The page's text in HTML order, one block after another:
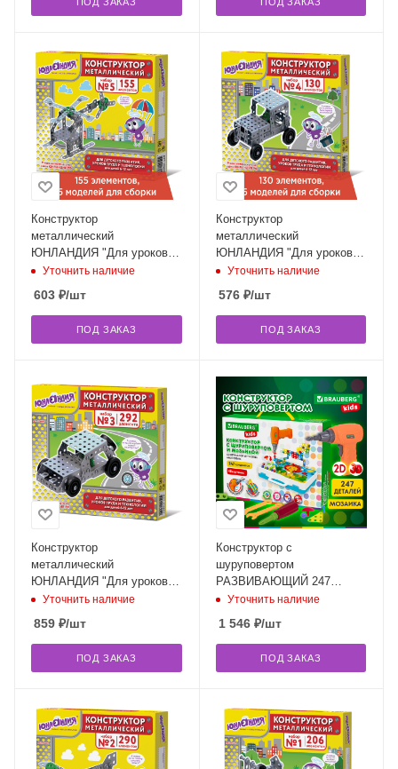
Конструктор
металлический
ЮНЛАНДИЯ "Для уроков
труда №5", развивающий,
155 элементов, 104683
Уточнить наличие
603 ₽/шт
ПОД ЗАКАЗ
Конструктор
металлический
ЮНЛАНДИЯ "Для уроков
труда №4", развивающий,
130 элементов, 104682
Уточнить наличие
576₽/шт
ПОД ЗАКАЗ
Конструктор
металлический
ЮНЛАНДИЯ "Для уроков
труда №3", развивающий,
Уточнить наличие
859 ₽/шт
ПОД ЗАКАЗ
Конструктор с
шуруповертом
РАЗВИВАЮЩИЙ 247
деталей, BRAUBERG KIDS,
Уточнить наличие
1 546₽/шт
ПОД ЗАКАЗ